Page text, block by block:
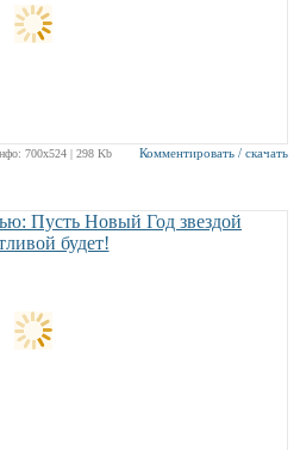
700х524 | 298 Kb Комментировать / скачать